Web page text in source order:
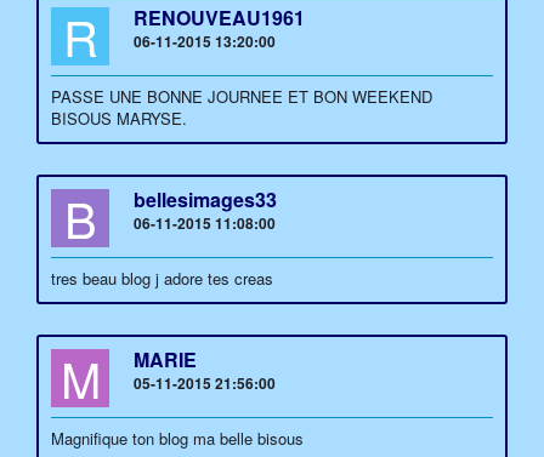
R RENOUVEAU1961
06-11-2015 13:20:00
PASSE UNE BONNE JOURNEE ET BON WEEKEND
BISOUS MARYSE.
B bellesimages33
06-11-2015 11:08:00
tres beau blog j adore tes creas
M MARIE
05-11-2015 21:56:00
Magnifique ton blog ma belle bisous